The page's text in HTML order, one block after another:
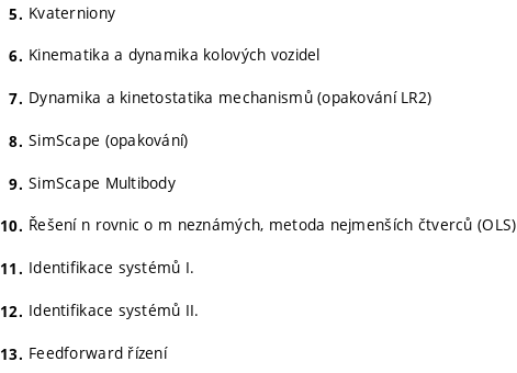
Kvaterniony
Kinematika a dynamika kolových vozidel
Dynamika a kinetostatika mechanismů (opakování LR2)
SimScape (opakování)
SimScape Multibody
Řešení n rovnic o m neznámých, metoda nejmenších čtverců (OLS)
Identifikace systémů I.
Identifikace systémů II.
Feedforward řízení